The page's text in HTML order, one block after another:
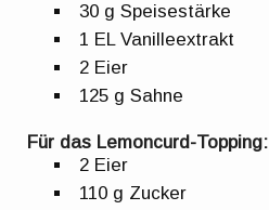
30 g Speisestärke
1 EL Vanilleextrakt
2 Eier
125 g Sahne
Für das Lemoncurd-Topping:
2 Eier
110 g Zucker